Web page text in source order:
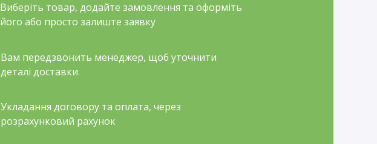
Виберіть товар, додайте замовлення та оформіть
його або просто залиште заявку
Вам передзвонить менеджер, щоб уточнити
деталі доставки
Укладання договору та оплата, через
розрахунковий рахунок